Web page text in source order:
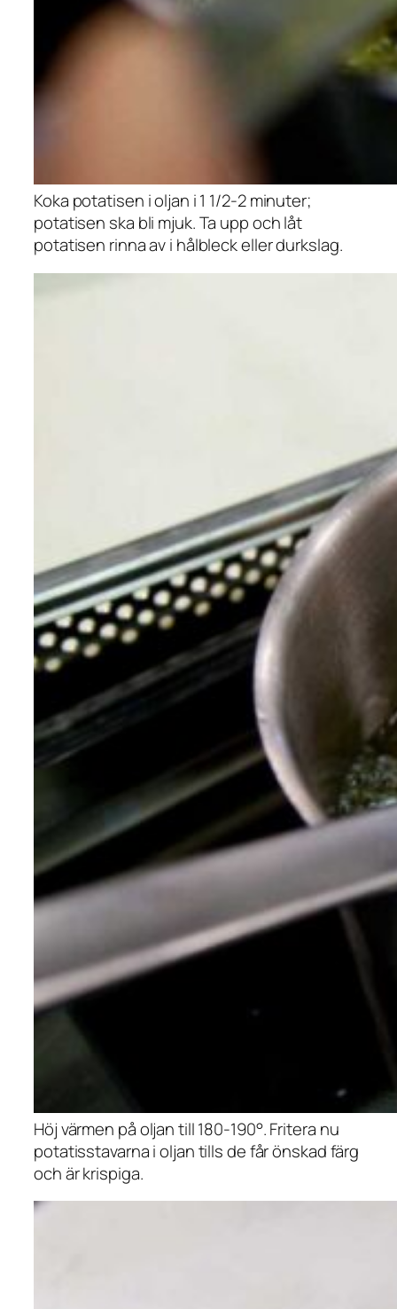
Koka potatisen i oljan i 1 1/2-2 minuter;
potatisen ska bli mjuk. Ta upp och låt
potatisen rinna av i hålbleck eller durkslag.
Höj värmen på oljan till 180-190°. Fritera nu
potatisstavarna i oljan tills de får önskad färg
och är krispiga.